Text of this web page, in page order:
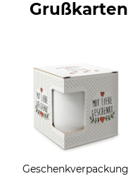
Geschenkverpackung